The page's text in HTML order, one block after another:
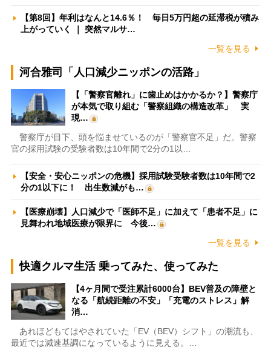
【第8回】年利はなんと14.6％！ 毎日5万円超の延滞税が積み
上がっていく ｜ 突然マルサ…
一覧を見る
河合雅司「人口減少ニッポンの活路」
【「警察官離れ」に歯止めはかかるか？】警察庁
が本気で取り組む「警察組織の構造改革」 実
現…
警察庁が目下、頭を悩ませているのが「警察官不足」だ。警察
官の採用試験の受験者数は10年間で2分の1以…
【安全・安心ニッポンの危機】採用試験受験者数は10年間で2
分の1以下に！ 出生数減がも…
【医療崩壊】人口減少で「医師不足」に加えて「患者不足」に
見舞われ地域医療が限界に 今後…
一覧を見る
快適クルマ生活 乗ってみた、使ってみた
【4ヶ月間で受注累計6000台】BEV普及の障壁と
なる「航続距離の不安」「充電のストレス」解
消…
あれほどもてはやされていた「EV（BEV）シフト」の潮流も、
最近では減速基調になっているように見える。…